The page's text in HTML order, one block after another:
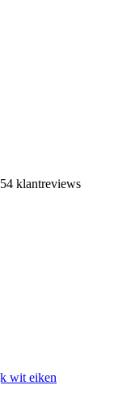
klantreviews
wit eiken